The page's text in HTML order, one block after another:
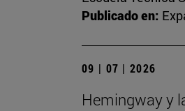
Publicado en:
09 | 07 | 2026
Hemingway y